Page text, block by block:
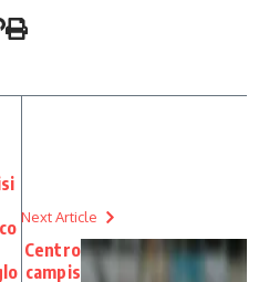
Next Article
Centro
campis